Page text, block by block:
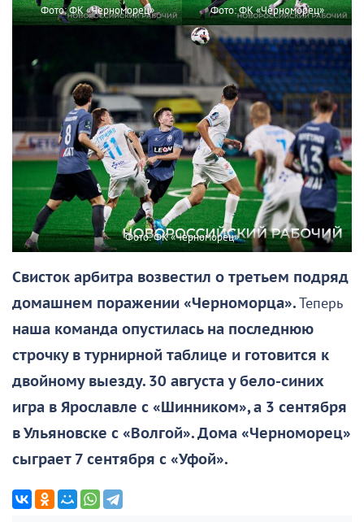
Фото: ФК «Черноморец» Фото: ФК «Черноморец»
Фото: ФК «Черноморец»
Свисток арбитра возвестил о третьем подряд
домашнем поражении «Черноморца».Теперь
наша команда опустилась на последнюю
строчку в турнирной таблице и готовится к
двойному выезду. 30 августа у бело-синих
игра в Ярославле с «Шинником», а 3 сентября
в Ульяновске с «Волгой». Дома «Черноморец»
сыграет 7 сентября с «Уфой».